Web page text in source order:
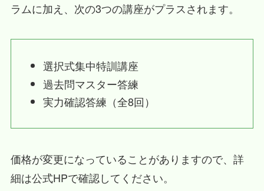
ラムに加え、次の3つの講座がプラスされます。
選択式集中特訓講座
過去問マスター答練
実力確認答練（全8回）
価格が変更になっていることがありますので、詳
細は公式HPで確認してください。